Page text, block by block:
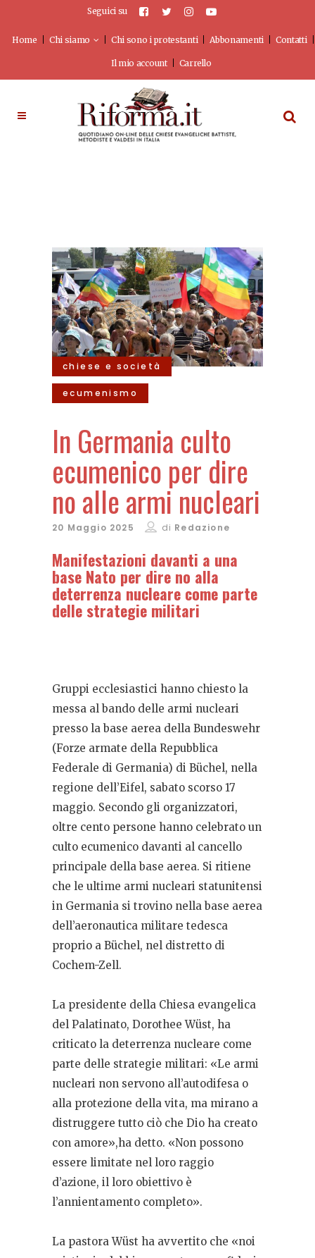
Seguici su
Home Chi siamo Chi sono i protestanti Abbonamenti Contatti
Il mio account Carrello
chiese e società
ecumenismo
In Germania culto
ecumenico per dire
no alle armi nucleari
20 Maggio 2025 di Redazione
Manifestazioni davanti a una
base Nato per dire no alla
deterrenza nucleare come parte
delle strategie militari
Gruppi ecclesiastici hanno chiesto la
messa al bando delle armi nucleari
presso la base aerea della Bundeswehr
(Forze armate della Repubblica
Federale di Germania) di Büchel, nella
regione dell’Eifel, sabato scorso 17
maggio. Secondo gli organizzatori,
oltre cento persone hanno celebrato un
culto ecumenico davanti al cancello
principale della base aerea. Si ritiene
che le ultime armi nucleari statunitensi
in Germania si trovino nella base aerea
dell’aeronautica militare tedesca
proprio a Büchel, nel distretto di
Cochem-Zell.
La presidente della Chiesa evangelica
del Palatinato, Dorothee Wüst, ha
criticato la deterrenza nucleare come
parte delle strategie militari: «Le armi
nucleari non servono all’autodifesa o
alla protezione della vita, ma mirano a
distruggere tutto ciò che Dio ha creato
con amore»,ha detto. «Non possono
essere limitate nel loro raggio
d’azione, il loro obiettivo è
l’annientamento completo».
La pastora Wüst ha avvertito che «noi